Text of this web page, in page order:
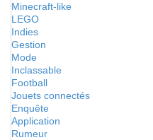
Minecraft-like
LEGO
Indies
Gestion
Mode
Inclassable
Football
Jouets connectés
Enquête
Application
Rumeur